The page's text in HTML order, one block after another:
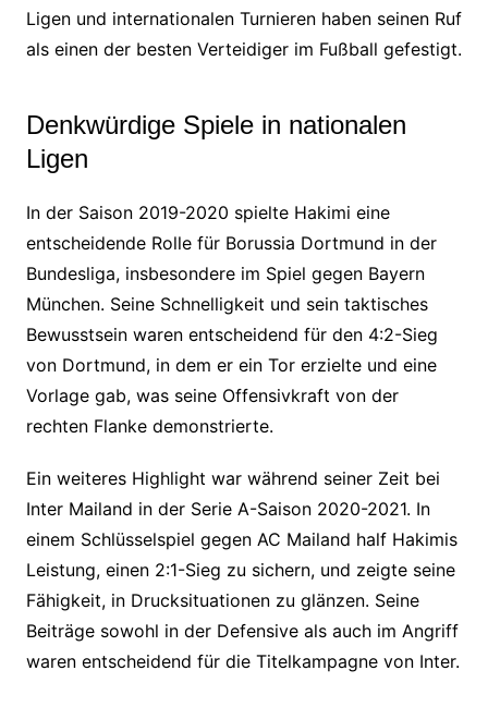
Ligen und internationalen Turnieren haben seinen Ruf
als einen der besten Verteidiger im Fußball gefestigt.
Denkwürdige Spiele in nationalen
Ligen
In der Saison 2019-2020 spielte Hakimi eine
entscheidende Rolle für Borussia Dortmund in der
Bundesliga, insbesondere im Spiel gegen Bayern
München. Seine Schnelligkeit und sein taktisches
Bewusstsein waren entscheidend für den 4:2-Sieg
von Dortmund, in dem er ein Tor erzielte und eine
Vorlage gab, was seine Offensivkraft von der
rechten Flanke demonstrierte.
Ein weiteres Highlight war während seiner Zeit bei
Inter Mailand in der Serie A-Saison 2020-2021. In
einem Schlüsselspiel gegen AC Mailand half Hakimis
Leistung, einen 2:1-Sieg zu sichern, und zeigte seine
Fähigkeit, in Drucksituationen zu glänzen. Seine
Beiträge sowohl in der Defensive als auch im Angriff
waren entscheidend für die Titelkampagne von Inter.